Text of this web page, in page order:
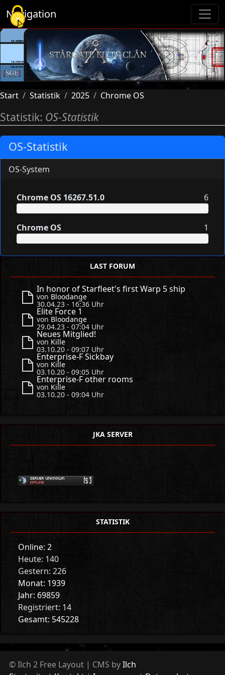
Navigation
Start Statistik 2025 Chrome OS
Statistik: OS-Statistik
OS-Statistik
OS-System
Chrome OS 16267.51.0 6
Chrome OS 1
LAST FORUM
In honor of Starfleet's first Warp 5 ship
von Bloodange
30.04.23 - 16:36 Uhr
Elite Force 1
von Bloodange
29.04.23 - 07:04 Uhr
Neues Mitglied!
von Kille
03.10.20 - 09:07 Uhr
Enterprise-F Sickbay
von Kille
03.10.20 - 09:05 Uhr
Enterprise-F other rooms
von Kille
03.10.20 - 09:04 Uhr
JKA SERVER
STATISTIK
Online: 2
Heute: 140
Gestern: 226
Monat: 1939
Jahr: 69859
Registriert: 14
Gesamt: 545228
© Ilch 2 Free Layout | CMS byIlch
Cookie-Einstellungen